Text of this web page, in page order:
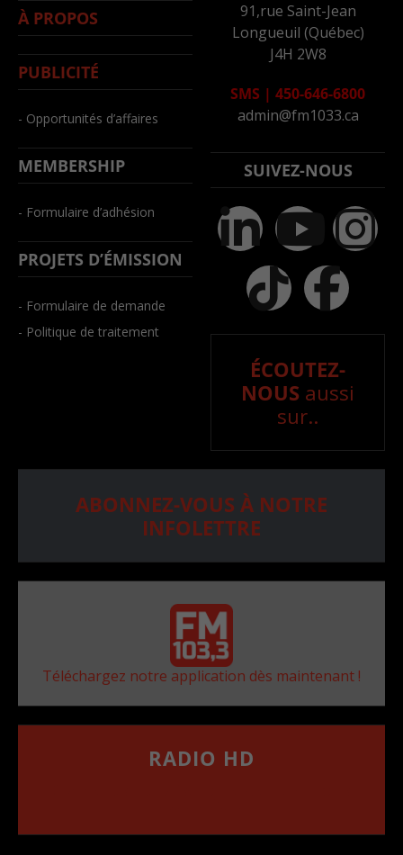
À PROPOS
PUBLICITÉ
- Opportunités d’affaires
MEMBERSHIP
- Formulaire d’adhésion
PROJETS D’ÉMISSION
- Formulaire de demande
- Politique de traitement
91,rue Saint-Jean
Longueuil (Québec)
J4H 2W8
SMS | 450-646-6800
admin@fm1033.ca
SUIVEZ-NOUS
ÉCOUTEZ-
NOUS aussi
sur..
ABONNEZ-VOUS À NOTRE
INFOLETTRE
Téléchargez notre application dès maintenant !
RADIO HD